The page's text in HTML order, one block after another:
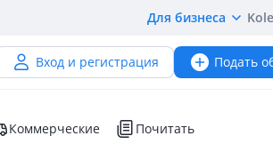
Для бизнеса
Вход и регистрация Подать
Коммерческие Почитать